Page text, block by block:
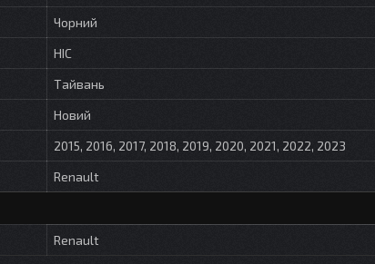
Чорний
HIC
Тайвань
Новий
2015, 2016, 2017, 2018, 2019, 2020, 2021, 2022, 2023
Renault
Renault